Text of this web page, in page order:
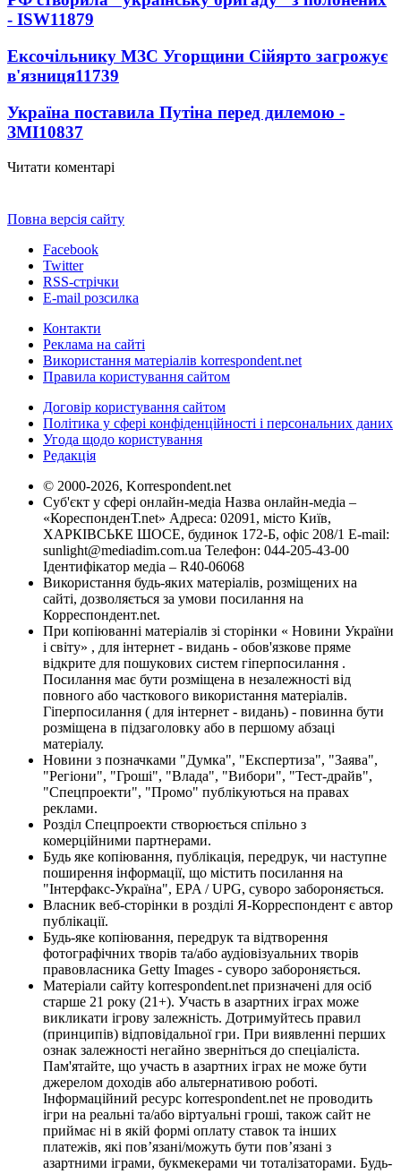
- ISW11879
Ексочільнику МЗС Угорщини Сійярто загрожує
в'язниця11739
Україна поставила Путіна перед дилемою -
ЗМІ10837
Читати коментарі
Повна версія сайту
Facebook
Twitter
RSS-стрічки
E-mail розсилка
Контакти
Реклама на сайті
Використання матеріалів korrespondent.net
Правила користування сайтом
Договір користування сайтом
Політика у сфері конфіденційності і персональних даних
Угода щодо користування
Редакція
© 2000-2026, Korrespondent.net
Суб'єкт у сфері онлайн-медіа Назва онлайн-медіа –
«КореспонденТ.net» Адреса: 02091, місто Київ,
ХАРКІВСЬКЕ ШОСЕ, будинок 172-Б, офіс 208/1 E-mail:
sunlight@mediadim.com.ua Телефон: 044-205-43-00
Ідентифікатор медіа – R40-06068
Використання будь-яких матеріалів, розміщених на
сайті, дозволяється за умови посилання на
Корреспондент.net.
При копіюванні матеріалів зі сторінки « Новини України
і світу» , для інтернет - видань - обов'язкове пряме
відкрите для пошукових систем гіперпосилання .
Посилання має бути розміщена в незалежності від
повного або часткового використання матеріалів.
Гіперпосилання ( для інтернет - видань) - повинна бути
розміщена в підзаголовку або в першому абзаці
матеріалу.
Новини з позначками "Думка", "Експертиза", "Заява",
"Регіони", "Гроші", "Влада", "Вибори", "Тест-драйв",
"Спецпроекти", "Промо" публікуються на правах
реклами.
Розділ Спецпроекти створюється спільно з
комерційними партнерами.
Будь яке копіювання, публікація, передрук, чи наступне
поширення інформації, що містить посилання на
"Інтерфакс-Україна", EPA / UPG, суворо забороняється.
Власник веб-сторінки в розділі Я-Корреспондент є автор
публікації.
Будь-яке копіювання, передрук та відтворення
фотографічних творів та/або аудіовізуальних творів
правовласника Getty Images - суворо забороняється.
Матеріали сайту korrespondent.net призначені для осіб
старше 21 року (21+). Участь в азартних іграх може
викликати ігрову залежність. Дотримуйтесь правил
(принципів) відповідальної гри. При виявленні перших
ознак залежності негайно зверніться до спеціаліста.
Пам'ятайте, що участь в азартних іграх не може бути
джерелом доходів або альтернативою роботі.
Інформаційний ресурс korrespondent.net не проводить
ігри на реальні та/або віртуальні гроші, також сайт не
приймає ні в якій формі оплату ставок та інших
платежів, які пов’язані/можуть бути пов’язані з
азартними іграми, букмекерами чи тоталізаторами. Будь-